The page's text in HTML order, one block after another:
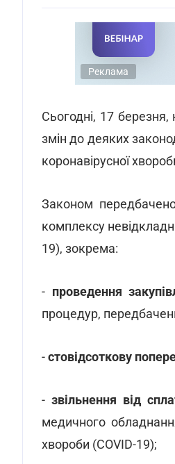
Реклама
Сьогодні, 17
змін до деяких
коронавірусної
Законом
комплексу
19), зокрема:
- проведення
процедур,
-стовідсоткову
-звільнення від
медичного
хвороби (COVID-19);